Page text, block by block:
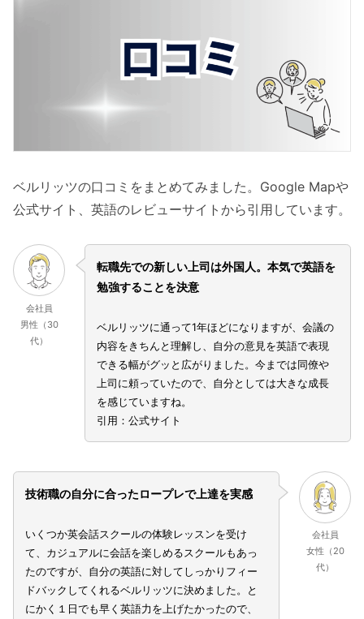
ベルリッツの口コミをまとめてみました。Google Mapや
公式サイト、英語のレビューサイトから引用しています。
会社員
男性（30
代）
転職先での新しい上司は外国人。本気で英語を
勉強することを決意
ベルリッツに通って1年ほどになりますが、会議の
内容をきちんと理解し、自分の意見を英語で表現
できる幅がグッと広がりました。今までは同僚や
上司に頼っていたので、自分としては大きな成長
を感じていますね。
引用：公式サイト
会社員
女性（20
代）
技術職の自分に合ったロープレで上達を実感
いくつか英会話スクールの体験レッスンを受け
て、カジュアルに会話を楽しめるスクールもあっ
たのですが、自分の英語に対してしっかりフィー
ドバックしてくれるベルリッツに決めました。と
にかく１日でも早く英語力を上げたかったので、